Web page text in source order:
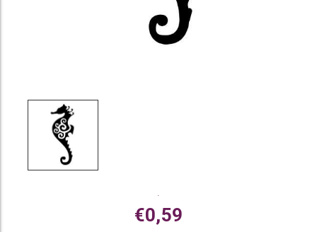
.
€0,59